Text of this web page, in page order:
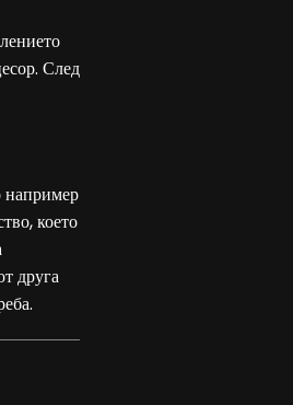
След
например
което
друга